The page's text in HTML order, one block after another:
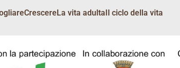
CrescereLa vita adultaIl ciclo della vita